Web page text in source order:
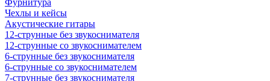
Фурнитура
Чехлы и кейсы
Акустические гитары
12-струнные без звукоснимателя
12-струнные со звукоснимателем
6-струнные без звукоснимателя
6-струнные со звукоснимателем
7-струнные без звукоснимателя